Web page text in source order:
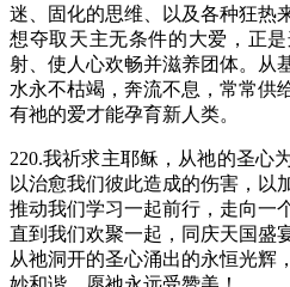
迷、固化的思维、以及各种狂热
想夺取天主无条件的大爱，正
射、使人心欢畅并滋养团体。从
水永不枯竭，奔流不息，常常供
有祂的爱才能孕育新人类。
220.我祈求主耶稣，从祂的圣心
以治愈我们彼此造成的伤害，以
推动我们学习一起前行，走向一
直到我们欢聚一起，同庆天国盛
从祂洞开的圣心涌出的永恒光辉